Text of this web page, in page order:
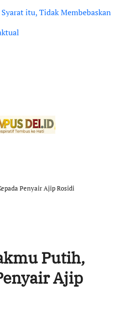
itu, Tidak Membebaskan
Penyair Ajip Rosidi
Putih,
Ajip